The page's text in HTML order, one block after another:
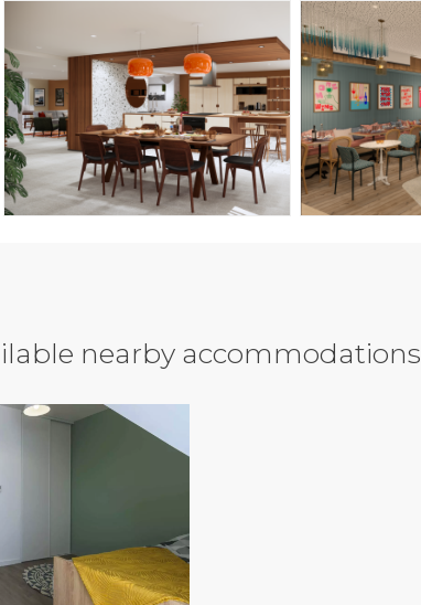
nearby accommodations